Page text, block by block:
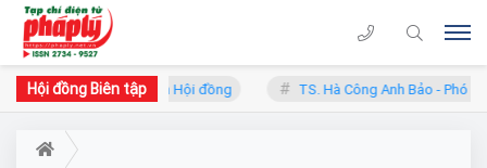
Hội đồng Biên tập
Trung Lý - Phó Chủ tịch Hội đồng TS. Hà Công Anh Bảo - Phó